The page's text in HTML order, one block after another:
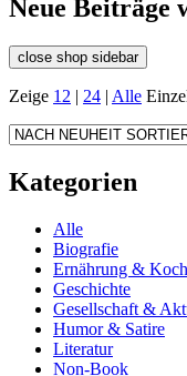
Neue Beiträge
close shop sidebar
Zeige 12 | 24 | Alle
Kategorien
Alle
Biografie
Ernährung &
Geschichte
Gesellschaft &
Humor & Satire
Literatur
Non-Book